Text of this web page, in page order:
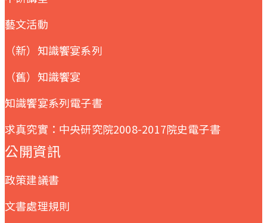
藝文活動
（新）知識饗宴系列
（舊）知識饗宴
知識饗宴系列電子書
求真究實：中央研究院2008-2017院史電子書
公開資訊
政策建議書
文書處理規則